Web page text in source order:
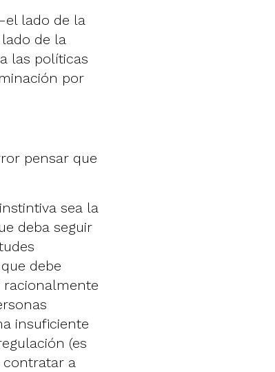
lado de la
de la
las políticas
por
pensar que
sea la
deba seguir
debe
racionalmente
insuficiente
(es
contratar a